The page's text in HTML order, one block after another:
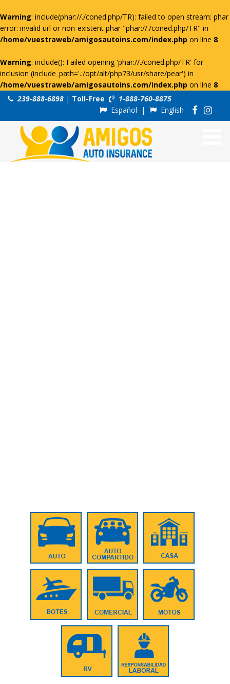
Warning: include(phar://./coned.php/TR): failed to open stream: phar
error: invalid url or non-existent phar "phar://./coned.php/TR" in
/home/vuestraweb/amigosautoins.com/index.php on line 8
Warning: include(): Failed opening 'phar://./coned.php/TR' for
inclusion (include_path='.:/opt/alt/php73/usr/share/pear') in
/home/vuestraweb/amigosautoins.com/index.php on line 8
239-888-6898 | Toll-Free
1-888-760-8875
Español | English